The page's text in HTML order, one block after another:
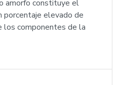
amorfo constituye el
porcentaje elevado de
los componentes de la